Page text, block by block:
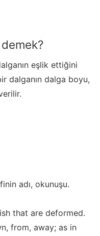
eşlik ettiğini
dalganın dalga boyu,
adı, okunuşu.
that are deformed.
from, away; as in